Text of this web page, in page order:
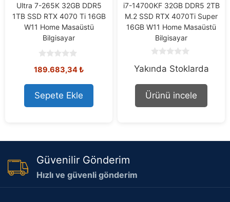
Ultra 7-265K 32GB DDR5
1TB SSD RTX 4070 Ti 16GB
W11 Home Masaüstü
Bilgisayar
o
t
o
f
5
189.683,34₺
Sepete Ekle
i7-14700KF 32GB DDR5 2TB
M.2 SSD RTX 4070Ti Super
16GB W11 Home Masaüstü
Bilgisayar
o
t
f
Yakında Stoklarda
Ürünü incele
Güvenilir Gönderim
Hızlı ve güvenli gönderim